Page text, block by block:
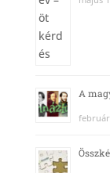
A
február